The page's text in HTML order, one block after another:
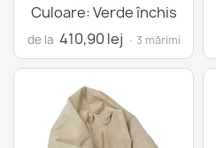
Culoare: Verde închis
de la 410,90 lej · 3 mărimi